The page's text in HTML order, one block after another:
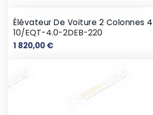
Élévateur De Voiture 2 Colonnes
10/EQT-4.0-2DEB-220
1 820,00 €Prix